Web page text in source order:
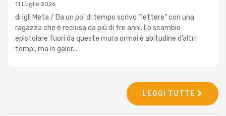
11 Luglio 2026
di Igli Meta / Da un po’ di tempo scrivo “lettere” con una
ragazza che è reclusa da più di tre anni. Lo scambio
epistolare fuori da queste mura ormai è abitudine d’altri
tempi, ma in galer...
LEGGI TUTTE